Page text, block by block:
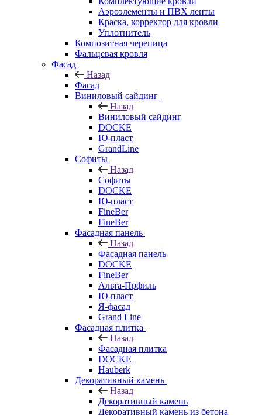
Аэроэлементы и ПВХ ленты
Краска, корректор для кровли
Уплотнитель
Композитная черепица
Фальцевая кровля
Фасад
Назад
Фасад
Виниловый сайдинг
Назад
Виниловый сайдинг
DOCKE
Ю-пласт
GrandLine
Софиты
Назад
Софиты
DOCKE
Ю-пласт
FineBer
FineBer
Фасадная панель
Назад
Фасадная панель
DOCKE
FineBer
Альта-Прфиль
Ю-пласт
Я-фасад
Grand Line
Фасадная плитка
Назад
Фасадная плитка
DOCKE
Hauberk
Декоративный камень
Назад
Декоративный камень
Декоративный камень из бетона